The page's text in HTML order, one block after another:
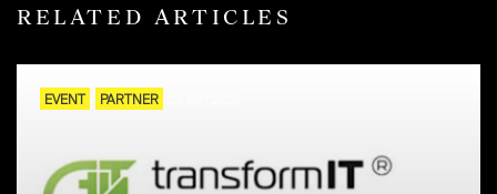
RELATED ARTICLES
EVENT PARTNER